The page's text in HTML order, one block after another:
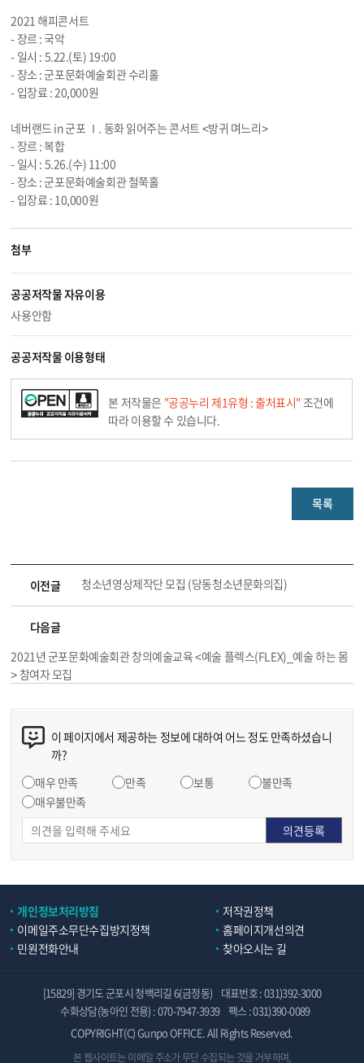
2021 해피콘서트
- 장르 : 국악
- 일시 : 5.22.(토) 19:00
- 장소 : 군포문화예술회관 수리홀
- 입장료 : 20,000원
네버랜드 in 군포 Ⅰ. 동화 읽어주는 콘서트 <방귀 며느리>
- 장르 : 복합
- 일시 : 5.26.(수) 11:00
- 장소 : 군포문화예술회관 철쭉홀
- 입장료 : 10,000원
첨부
공공저작물 자유이용
사용안함
공공저작물 이용형태
본 저작물은 "공공누리 제1유형 : 출처표시" 조건에
따라 이용할 수 있습니다.
목록
이전글 청소년영상제작단 모집 (당동청소년문화의집)
다음글
2021년 군포문화예술회관 창의예술교육 <예술 플렉스(FLEX)_예술 하는 몸
> 참여자 모집
이 페이지에서 제공하는 정보에 대하여 어느 정도 만족하셨습니
까?
매우 만족
만족 보통
불만족
매우불만족
개인정보처리방침
저작권정책
이메일주소무단수집방지정책
홈페이지개선의견
민원전화안내
찾아오시는 길
[15829] 경기도 군포시 청백리길 6(금정동)
대표번호 : 031)392-3000
수화상담(농아인 전용) : 070-7947-3939 팩스 : 031)390-0089
COPYRIGHT(C) Gunpo OFFICE. All Rights Reserved.
본 웹사이트는 이메일 주소가 무단 수집되는 것을 거부하며,